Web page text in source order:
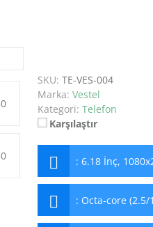
SKU: TE-VES-004
Marka: Vestel
Kategori: Telefon
Karşılaştır
: 6.18 İnç,
: Octa-core (2.5/